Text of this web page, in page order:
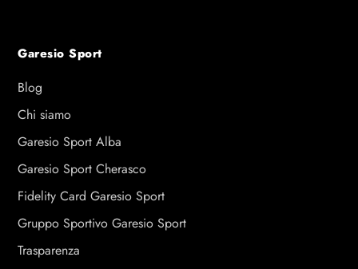
Garesio Sport
Blog
Chi siamo
Garesio Sport Alba
Garesio Sport Cherasco
Fidelity Card Garesio Sport
Gruppo Sportivo Garesio Sport
Trasparenza